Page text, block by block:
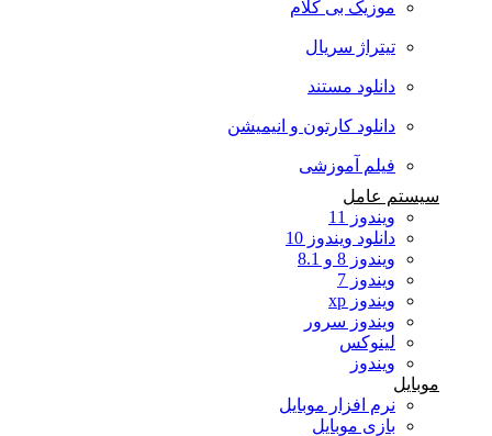
موزیک بی کلام
تیتراژ سریال
دانلود مستند
دانلود کارتون و انیمیشن
فیلم آموزشی
سیستم عامل
ویندوز 11
دانلود ویندوز 10
ویندوز 8 و 8.1
ویندوز 7
ویندوز xp
ویندوز سرور
لینوکس
ویندوز
موبایل
نرم افزار موبایل
بازی موبایل